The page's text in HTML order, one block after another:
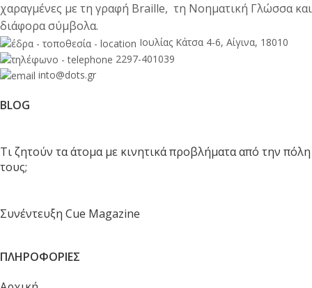
χαραγμένες με τη γραφή Braille, τη Νοηματική Γλώσσα και
διάφορα σύμβολα.
Ιουλίας Κάτσα 4-6, Αίγινα, 18010
2297-401039
into@dots.gr
BLOG
Τι ζητούν τα άτομα με κινητικά προβλήματα από την πόλη
τους;
Συνέντευξη Cue Magazine
ΠΛΗΡΟΦΟΡΙΕΣ